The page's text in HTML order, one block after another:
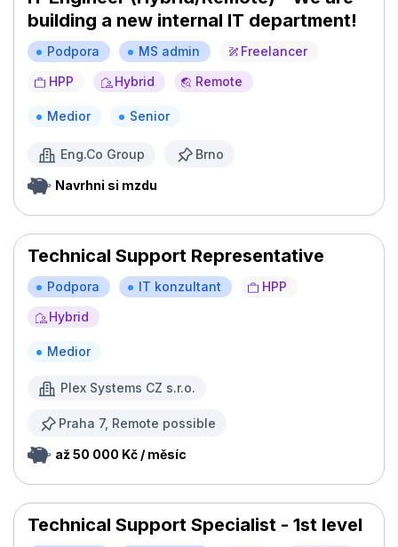
building a new internal IT department!
Podpora MS admin
Freelancer
HPP
Hybrid Remote
Medior Senior
Eng.Co Group Brno
Navrhni si mzdu
Technical Support Representative
Podpora IT konzultant
HPP
Hybrid
Medior
Plex Systems CZ s.r.o.
Praha 7, Remote possible
až 50 000 Kč / měsíc
Technical Support Specialist - 1st level